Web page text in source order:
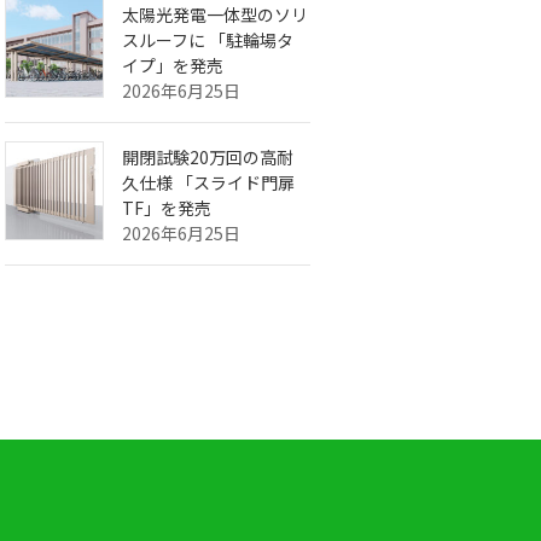
太陽光発電一体型のソリ
スルーフに 「駐輪場タ
イプ」を発売
2026年6月25日
開閉試験20万回の高耐
久仕様 「スライド門扉
TF」を発売
2026年6月25日